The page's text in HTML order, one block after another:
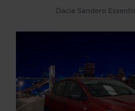
Dacia Sandero